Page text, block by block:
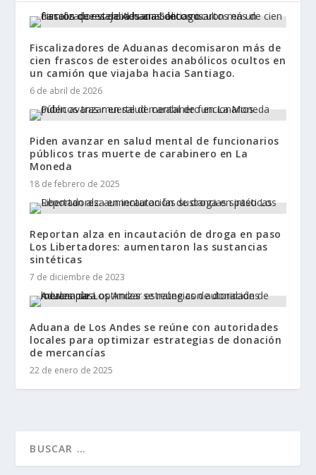
Fiscalizadores de Aduanas decomisaron más de
cien frascos de esteroides anabólicos ocultos en
un camión que viajaba hacia Santiago.
6 de abril de 2026
Piden avanzar en salud mental de funcionarios
públicos tras muerte de carabinero en La
Moneda
18 de febrero de 2025
Reportan alza en incautación de droga en paso
Los Libertadores: aumentaron las sustancias
sintéticas
7 de diciembre de 2023
Aduana de Los Andes se reúne con autoridades
locales para optimizar estrategias de donación
de mercancías
22 de enero de 2025